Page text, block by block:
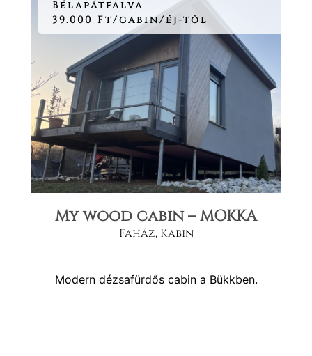
Bélapátfalva
39.000 Ft/cabin/éj-től
My wood cabin – MOKKA
Faház,Kabin
Modern dézsafürdős cabin a Bükkben.